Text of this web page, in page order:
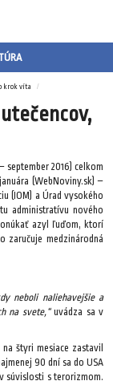
krok víta
september 2016) celkom
(WebNoviny.sk) –
(IOM) a Úrad vysokého
administratívu nového
azyl ľuďom, ktorí
zaručuje medzinárodná
neboli naliehavejšie a
na svete,“uvádza sa v
štyri mesiace zastavil
90 dní sa do USA
súvislosti s terorizmom.